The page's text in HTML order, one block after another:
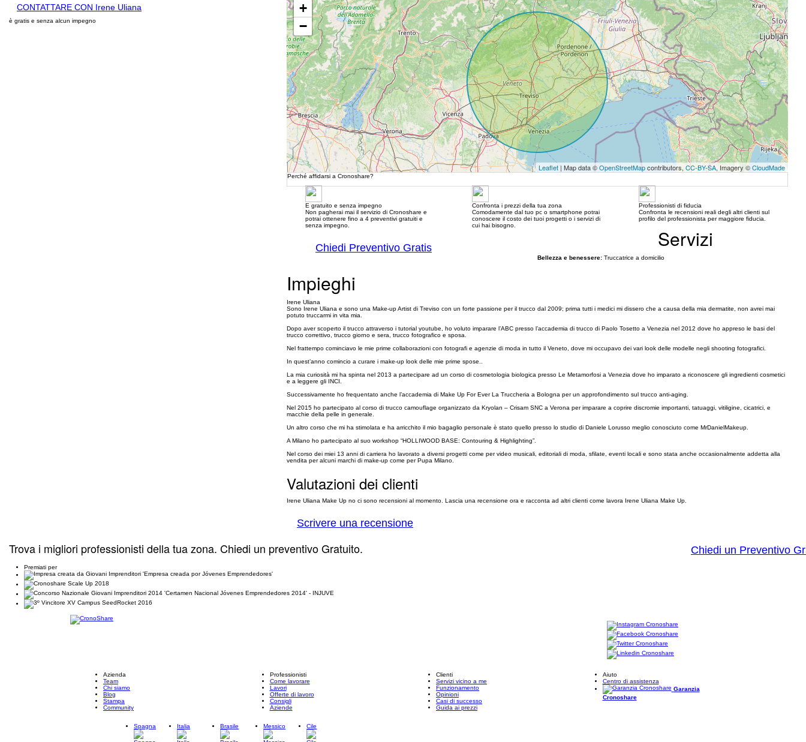
CONTATTARE CON Irene Uliana
è gratis e senza alcun impegno
+
−
Leaflet | Map data ©OpenStreetMapcontributors, CC-BY-SA, Imagery ©CloudMade
Perché affidarsi a Cronoshare?
E gratuito e senza impegno
Non pagherai mai il servizio di Cronoshare e
potrai ottenere fino a 4 preventivi gratuiti e
senza impegno.
Confronta i prezzi della tua zona
Comodamente dal tuo pc o smartphone potrai
conoscere il costo dei tuoi progetti o i servizi di
cui hai bisogno.
Professionisti di fiducia
Confronta le recensioni reali degli altri clienti sul
profilo del professionista per maggiore fiducia.
Chiedi Preventivo Gratis Servizi
Bellezza e benessere: Truccatrice a domicilio
Impieghi
Irene Uliana
Sono Irene Uliana e sono una Make-up Artist di Treviso con un forte passione per il trucco dal 2009; prima tutti i medici mi dissero che a causa della mia dermatite, non avrei mai
potuto truccarmi in vita mia.
Dopo aver scoperto il trucco attraverso i tutorial youtube, ho voluto imparare l’ABC presso l’accademia di trucco di Paolo Tosetto a Venezia nel 2012 dove ho appreso le basi del
trucco correttivo, trucco giorno e sera, trucco fotografico e sposa.
Nel frattempo cominciavo le mie prime collaborazioni con fotografi e agenzie di moda in tutto il Veneto, dove mi occupavo dei vari look delle modelle negli shooting fotografici.
In quest’anno comincio a curare i make-up look delle mie prime spose..
La mia curiosità mi ha spinta nel 2013 a partecipare ad un corso di cosmetologia biologica presso Le Metamorfosi a Venezia dove ho imparato a riconoscere gli ingredienti cosmetici
e a leggere gli INCI.
Successivamente ho frequentato anche l’accademia di Make Up For Ever La Truccheria a Bologna per un approfondimento sul trucco anti-aging.
Nel 2015 ho partecipato al corso di trucco camouflage organizzato da Kryolan – Crisam SNC a Verona per imparare a coprire discromie importanti, tatuaggi, vitiligine, cicatrici, e
macchie della pelle in generale.
Un altro corso che mi ha stimolata e ha arricchito il mio bagaglio personale è stato quello presso lo studio di Daniele Lorusso meglio conosciuto come MrDanielMakeup.
A Milano ho partecipato al suo workshop “HOLLIWOOD BASE: Contouring & Highlighting”.
Nel corso dei miei 13 anni di carriera ho lavorato a diversi progetti come per video musicali, editoriali di moda, sfilate, eventi locali e sono stata anche occasionalmente addetta alla
vendita per alcuni marchi di make-up come per Pupa Milano.
Valutazioni dei clienti
Irene Uliana Make Up no ci sono recensioni al momento. Lascia una recensione ora e racconta ad altri clienti come lavora Irene Uliana Make Up.
Scrivere una recensione
Trova i migliori professionisti della tua zona. Chiedi un preventivo Gratuito. Chiedi un Preventivo
Premiati per
Azienda
Team
Chi siamo
Blog
Stampa
Community
Professionisti
Come lavorare
Lavori
Offerte di lavoro
Consigli
Aziende
Clienti
Servizi vicino a me
Funzionamento
Opinioni
Casi di successo
Guida ai prezzi
Aiuto
Centro di assistenza
Garanzia
Cronoshare
Spagna Italia Brasile Messico Cile